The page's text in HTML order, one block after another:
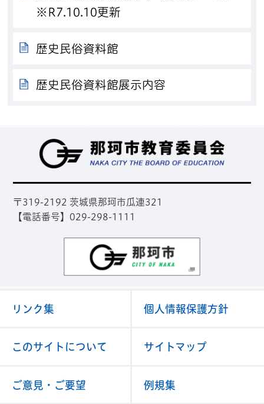
※R7.10.10更新
歴史民俗資料館
歴史民俗資料館展示内容
〒319-2192 茨城県那珂市瓜連321
【電話番号】029-298-1111
リンク集 個人情報保護方針
このサイトについて サイトマップ
ご意見・ご要望 例規集